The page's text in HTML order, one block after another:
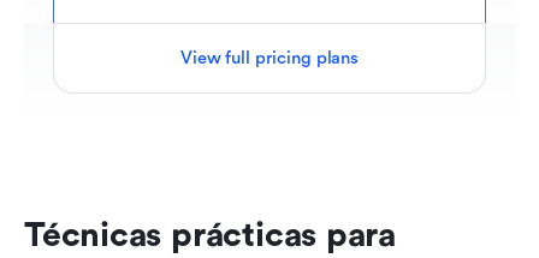
View full pricing plans
Técnicas prácticas para